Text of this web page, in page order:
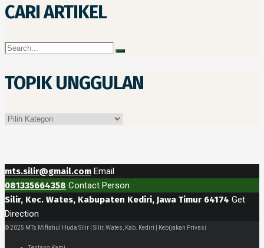
CARI ARTIKEL
TOPIK UNGGULAN
Topik
mts.silir@gmail.com Email
081335664358 Contact Person
Silir, Kec. Wates, Kabupaten Kediri, Jawa Timur 64174 Get
Direction
© 2025 MTs Miftahul Huda Silir | Silir, Wates, Kab. Kediri | Kebijakan Privasi